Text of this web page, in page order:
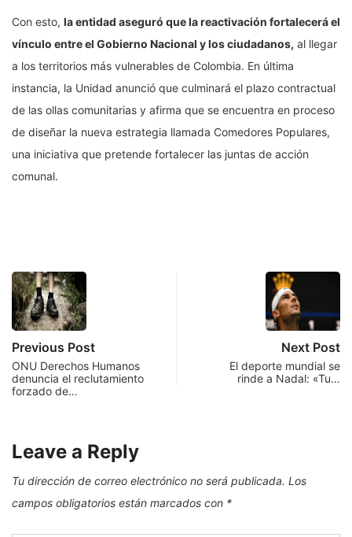
Con esto, la entidad aseguró que la reactivación fortalecerá el
vínculo entre el Gobierno Nacional y los ciudadanos, al llegar
a los territorios más vulnerables de Colombia. En última
instancia, la Unidad anunció que culminará el plazo contractual
de las ollas comunitarias y afirma que se encuentra en proceso
de diseñar la nueva estrategia llamada Comedores Populares,
una iniciativa que pretende fortalecer las juntas de acción
comunal.
Previous Post
ONU Derechos Humanos
denuncia el reclutamiento
forzado de…
Next Post
El deporte mundial se
rinde a Nadal: «Tu…
Leave a Reply
Tu dirección de correo electrónico no será publicada. Los
campos obligatorios están marcados con *